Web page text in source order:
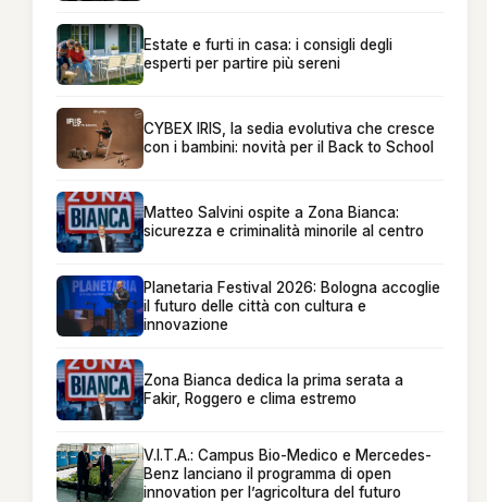
Estate e furti in casa: i consigli degli
esperti per partire più sereni
CYBEX IRIS, la sedia evolutiva che cresce
con i bambini: novità per il Back to School
Matteo Salvini ospite a Zona Bianca:
sicurezza e criminalità minorile al centro
Planetaria Festival 2026: Bologna accoglie
il futuro delle città con cultura e
innovazione
Zona Bianca dedica la prima serata a
Fakir, Roggero e clima estremo
V.I.T.A.: Campus Bio-Medico e Mercedes-
Benz lanciano il programma di open
innovation per l’agricoltura del futuro